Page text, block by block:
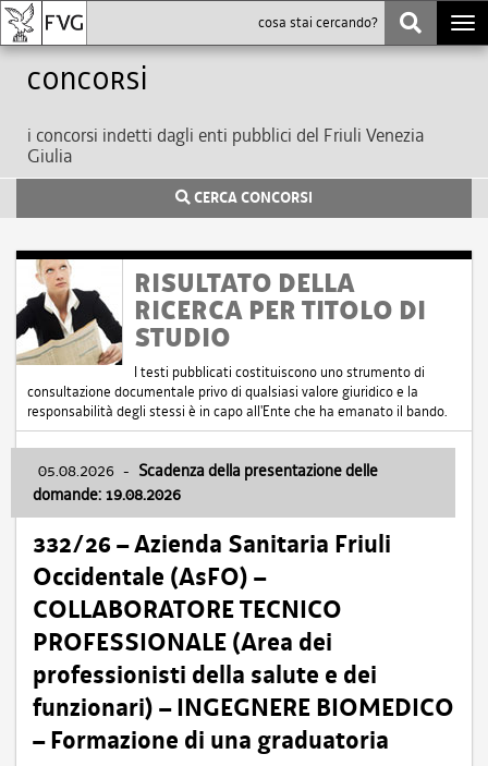
Concorsi
i concorsi indetti dagli enti pubblici del Friuli Venezia
Giulia
CERCA CONCORSI
RISULTATO DELLA
RICERCA PER TITOLO DI
STUDIO
I testi pubblicati costituiscono uno strumento di
consultazione documentale privo di qualsiasi valore giuridico e la
responsabilità degli stessi è in capo all'Ente che ha emanato il bando.
05.08.2026 - Scadenza della presentazione delle
domande: 19.08.2026
332/26 – Azienda Sanitaria Friuli
Occidentale (AsFO) –
COLLABORATORE TECNICO
PROFESSIONALE (Area dei
professionisti della salute e dei
funzionari) – INGEGNERE BIOMEDICO
– Formazione di una graduatoria